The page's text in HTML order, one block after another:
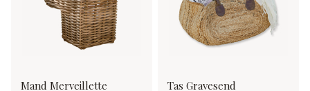
Mand Merveillette Tas Gravesend